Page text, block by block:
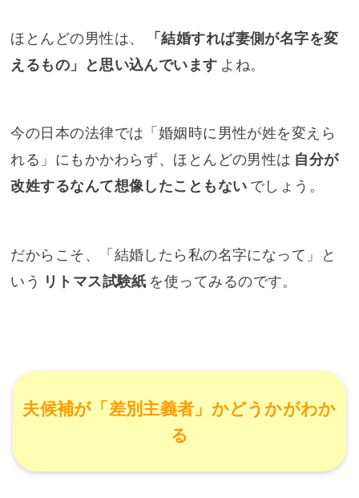
ほとんどの男性は、
「結婚すれば妻側が名字を変
えるもの」と思い込んでいます よね。
今の日本の法律では「婚姻時に男性が姓を変えら
れる」にもかかわらず、ほとんどの男性は 自分が
改姓するなんて想像したこともない でしょう。
だからこそ、「結婚したら私の名字になって」と
いう リトマス試験紙 を使ってみるのです。
夫候補が「差別主義者」かどうかがわか
る